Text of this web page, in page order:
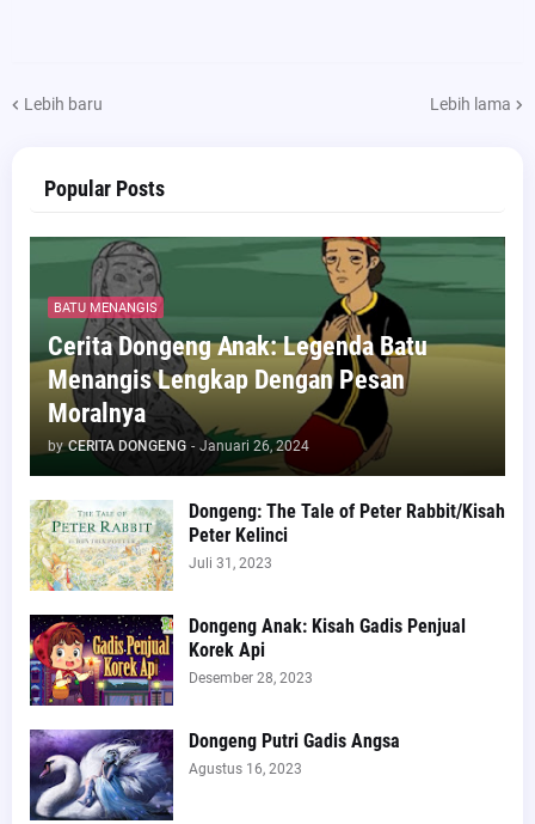
Lebih baru Lebih lama
Popular Posts
BATU MENANGIS
Cerita Dongeng Anak: Legenda Batu
Menangis Lengkap Dengan Pesan
Moralnya
by CERITA DONGENG - Januari 26, 2024
Dongeng: The Tale of Peter Rabbit/Kisah
Peter Kelinci
Juli 31, 2023
Dongeng Anak: Kisah Gadis Penjual
Korek Api
Desember 28, 2023
Dongeng Putri Gadis Angsa
Agustus 16, 2023